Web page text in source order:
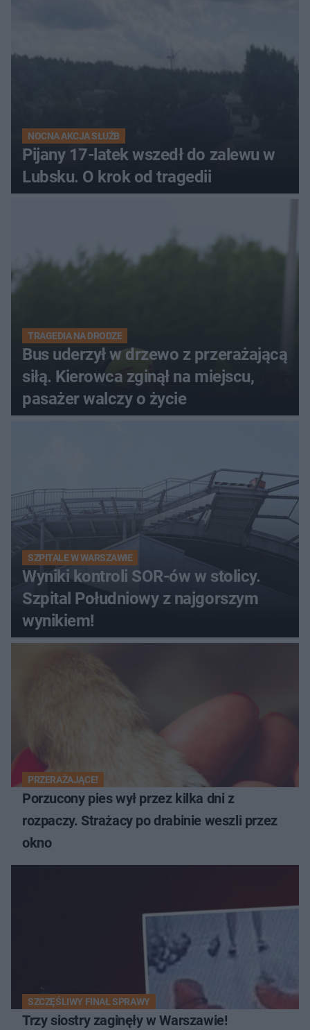
NOCNA AKCJA SŁUŻB
Pijany 17-latek wszedł do zalewu w
Lubsku. O krok od tragedii
TRAGEDIA NA DRODZE
Bus uderzył w drzewo z przerażającą
siłą. Kierowca zginął na miejscu,
pasażer walczy o życie
SZPITALE W WARSZAWIE
Wyniki kontroli SOR-ów w stolicy.
Szpital Południowy z najgorszym
wynikiem!
PRZERAŻAJĄCE!
Porzucony pies wył przez kilka dni z
rozpaczy. Strażacy po drabinie weszli przez
okno
SZCZĘŚLIWY FINAŁ SPRAWY
Trzy siostry zaginęły w Warszawie!